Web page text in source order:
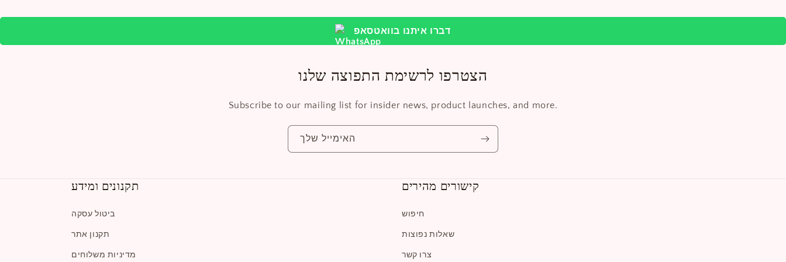
דברו איתנו בוואטסאפ
הצטרפו לרשימת התפוצה שלנו
Subscribe to our mailing list for insider news, product launches, and more.
האימייל שלך
תקנונים ומידע
ביטול עסקה
תקנון אתר
מדיניות משלוחים
קישורים מהירים
חיפוש
שאלות נפוצות
צרו קשר